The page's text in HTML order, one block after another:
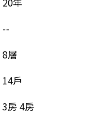
--
8層
14戶
3房 4房